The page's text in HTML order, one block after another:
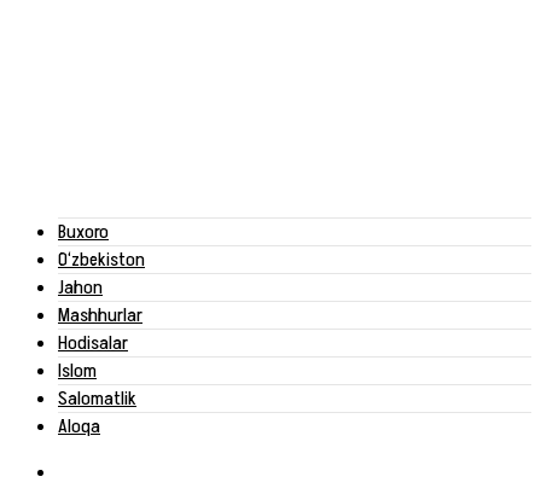
Buxoro
O‘zbekiston
Jahon
Mashhurlar
Hodisalar
Islom
Salomatlik
Aloqa